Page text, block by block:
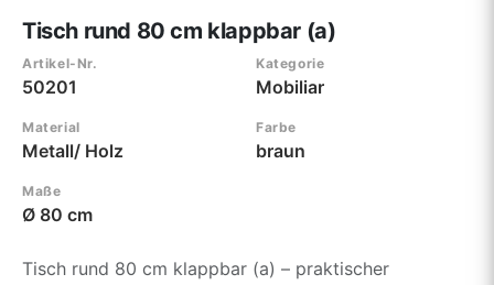
Tisch rund 80 cm klappbar (a)
Artikel-Nr.
50201
Kategorie
Mobiliar
Material
Metall/ Holz
Farbe
braun
Maße
Ø 80 cm
Tisch rund 80 cm klappbar (a) – praktischer